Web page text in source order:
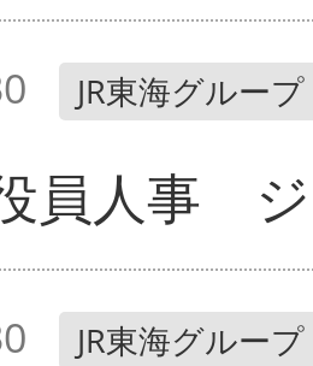
JR東海グループ
員人事
JR東海グループ